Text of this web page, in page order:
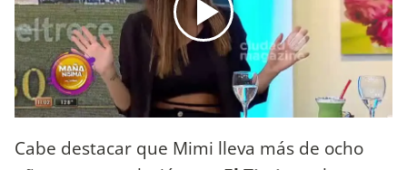
Cabe destacar que Mimi lleva más de ocho